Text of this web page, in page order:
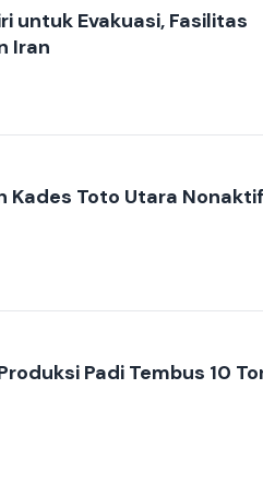
untuk Evakuasi, Fasilitas
Iran
Kades Toto Utara
Padi Tembus 10